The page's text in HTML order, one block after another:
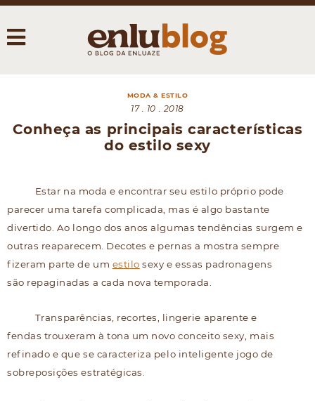
MODA & ESTILO
17 . 10 . 2018
Conheça as principais características
do estilo sexy
Estar na moda e encontrar seu estilo próprio pode
parecer uma tarefa complicada, mas é algo bastante
divertido. Ao longo dos anos algumas tendências surgem e
outras reaparecem. Decotes e pernas a mostra sempre
fizeram parte de um estilo sexy e essas padronagens
são repaginadas a cada nova temporada.
Transparências, recortes, lingerie aparente e
fendas trouxeram à tona um novo conceito sexy, mais
refinado e que se caracteriza pelo inteligente jogo de
sobreposições estratégicas.